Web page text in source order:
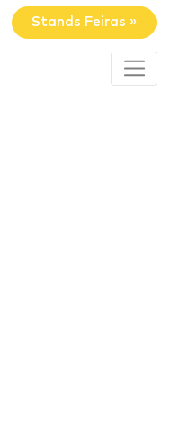
Stands Feiras »